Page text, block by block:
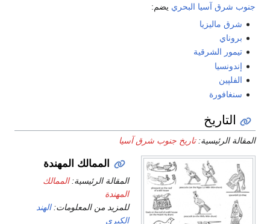
جنوب شرق آسيا البحري يضم:
شرق ماليزيا
بروناي
تيمور الشرقية
إندونسيا
الفلپين
سنغافورة
التاريخ
المقالة الرئيسية:تاريخ جنوب شرق آسيا
الممالك المهندة
المقالة الرئيسية:الممالك
المهندة
للمزيد من المعلومات:الهند
الكبرى